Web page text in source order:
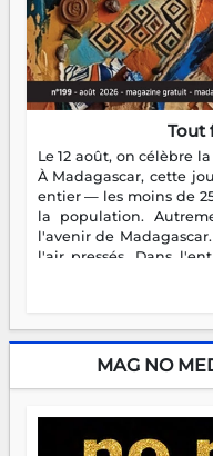
Tout
Le 12 août, on célèbre
À Madagascar, cette
entier — les moins de
la population.
l'avenir de
l'air pressés. Dans
plus nombreux à se
sans filet, souvent
dorment vraiment la
encore meilleures.
Prix RFI Instrumental
jeunes qui tiennent
s'arrêter là, applaudir
MAG NO